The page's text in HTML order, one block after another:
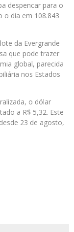
despencar para o
o dia em 108.843
da Evergrande
que pode trazer
global, parecida
nos Estados
o dólar
a R$ 5,32. Este
23 de agosto,